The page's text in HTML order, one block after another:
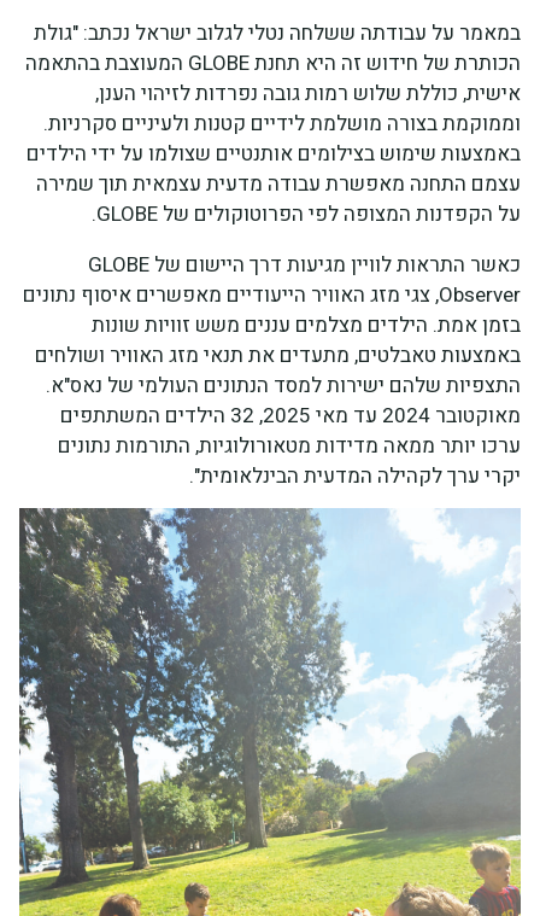
במאמר על עבודתה ששלחה נטלי לגלוב ישראל נכתב: "גולת
הכותרת של חידוש זה היא תחנת GLOBE המעוצבת בהתאמה
אישית, כוללת שלוש רמות גובה נפרדות לזיהוי הענן,
וממוקמת בצורה מושלמת לידיים קטנות ולעיניים סקרניות.
באמצעות שימוש בצילומים אותנטיים שצולמו על ידי הילדים
עצמם התחנה מאפשרת עבודה מדעית עצמאית תוך שמירה
על הקפדנות המצופה לפי הפרוטוקולים של GLOBE.
כאשר התראות לוויין מגיעות דרך היישום של GLOBE
Observer, צגי מזג האוויר הייעודיים מאפשרים איסוף נתונים
בזמן אמת. הילדים מצלמים עננים משש זוויות שונות
באמצעות טאבלטים, מתעדים את תנאי מזג האוויר ושולחים
התצפיות שלהם ישירות למסד הנתונים העולמי של נאס"א.
מאוקטובר 2024 עד מאי 2025, 32 הילדים המשתתפים
ערכו יותר ממאה מדידות מטאורולוגיות, התורמות נתונים
יקרי ערך לקהילה המדעית הבינלאומית".